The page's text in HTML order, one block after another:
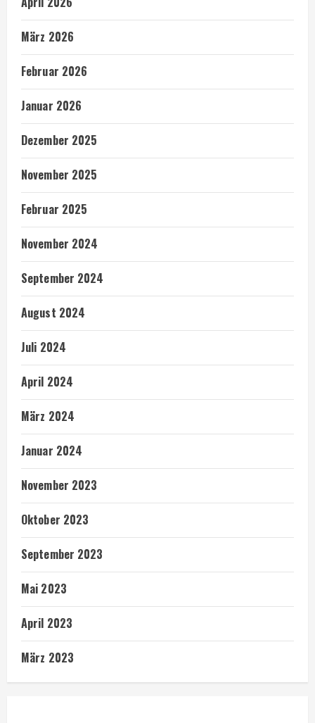
März 2026
Februar 2026
Januar 2026
Dezember 2025
November 2025
Februar 2025
November 2024
September 2024
August 2024
Juli 2024
April 2024
März 2024
Januar 2024
November 2023
Oktober 2023
September 2023
Mai 2023
April 2023
März 2023